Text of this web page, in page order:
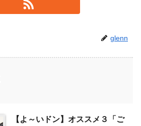
glenn
【よ～いドン】オススメ３「ご